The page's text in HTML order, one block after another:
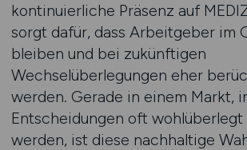
kontinuierliche Präsenz auf
sorgt dafür, dass Arbeitgeber im
bleiben und bei zukünftigen
Wechselüberlegungen eher
werden. Gerade in einem Markt,
Entscheidungen oft
werden, ist diese nachhaltige